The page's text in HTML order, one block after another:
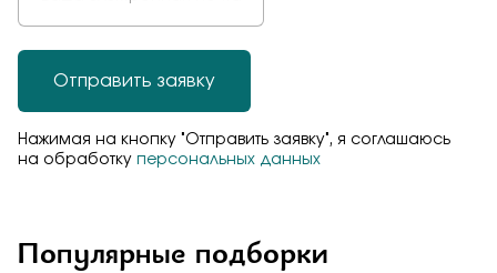
Отправить заявку
Нажимая на кнопку "Отправить заявку", я соглашаюсь
на обработку персональных данных
Популярные подборки